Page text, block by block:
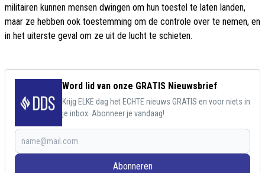
militairen kunnen mensen dwingen om hun toestel te laten landen,
maar ze hebben ook toestemming om de controle over te nemen, en
in het uiterste geval om ze uit de lucht te schieten.
Word lid van onze GRATIS Nieuwsbrief
Krijg ELKE dag het ECHTE nieuws GRATIS en voor niets in
je inbox. Abonneer je vandaag!
Abonneren